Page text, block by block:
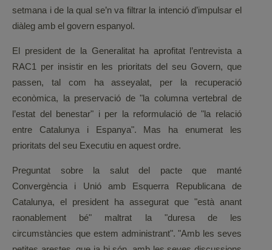
setmana i de la qual se’n va filtrar la intenció d’impulsar el
diàleg amb el govern espanyol.
El president de la Generalitat ha aprofitat l’entrevista a
RAC1 per insistir en les prioritats del seu Govern, que
passen, tal com ha asseyalat, per la recuperació
econòmica, la preservació de "la columna vertebral de
l’estat del benestar" i per la reformulació de "la relació
entre Catalunya i Espanya". Mas ha enumerat les
prioritats del seu Executiu en aquest ordre.
Preguntat sobre la salut del pacte que manté
Convergència i Unió amb Esquerra Republicana de
Catalunya, el president ha assegurat que "està anant
raonablement bé" maltrat la "duresa de les
circumstàncies que estem administrant". "Amb les seves